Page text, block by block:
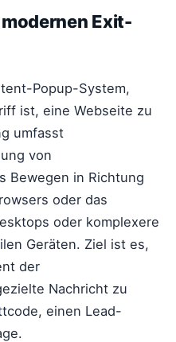
Exit-
Popup-System,
ist, eine Webseite zu
umfasst
von
Bewegen in Richtung
oder das
oder komplexere
Geräten. Ziel ist es,
der
Nachricht zu
einen Lead-